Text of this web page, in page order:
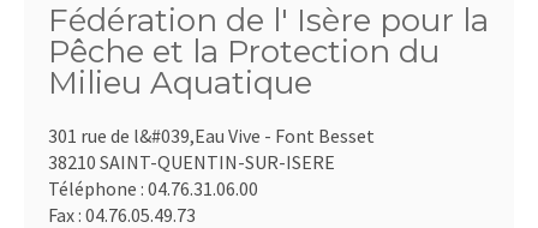
Fédération de l' Isère pour la
Pêche et la Protection du
Milieu Aquatique
301 rue de l&#039,Eau Vive - Font Besset
38210 SAINT-QUENTIN-SUR-ISERE
Téléphone : 04.76.31.06.00
Fax : 04.76.05.49.73